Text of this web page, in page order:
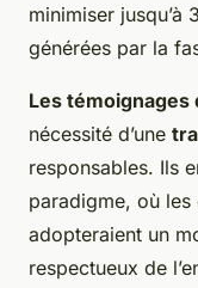
minimiser jusqu’à
générées par la
Les témoignages
nécessité d’une
responsables. Ils
paradigme, où les
adopteraient un
respectueux de